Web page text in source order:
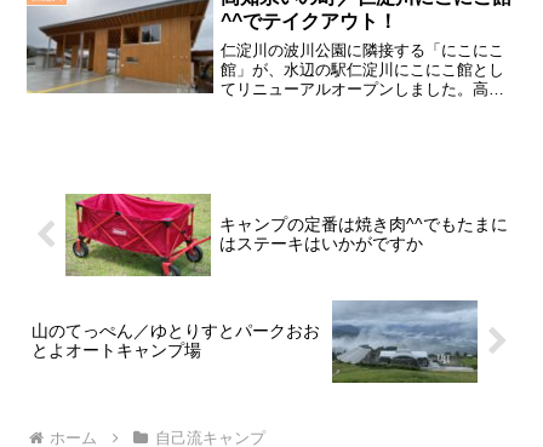
段で販売しています。私た...
^^でテイクアウト！
仁淀川の波川公園に隣接する「にこにこ
館」が、水辺の駅仁淀川にこにこ館とし
てリニューアルオープンしました。高知
キャンプの定番は焼き肉^^でもたまに
はステーキはいかがですか
山のてっぺん／ゆとりすとパークおお
とよオートキャンプ場
ホーム 自己流キャンプ